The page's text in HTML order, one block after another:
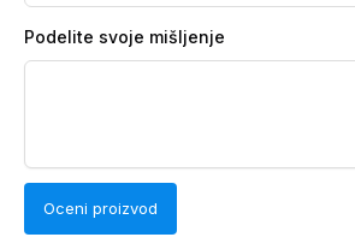
Podelite svoje mišljenje
Oceni proizvod